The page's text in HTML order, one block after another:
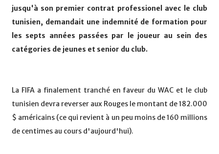
jusqu'à son premier contrat professionel avec le club
tunisien, demandait une indemnité de formation pour
les septs années passées par le joueur au sein des
catégories de jeunes et senior du club.
La FIFA a finalement tranché en faveur du WAC et le club
tunisien devra reverser aux Rouges le montant de 182.000
$ américains (ce qui revient à un peu moins de 160 millions
de centimes au cours d'aujourd'hui).